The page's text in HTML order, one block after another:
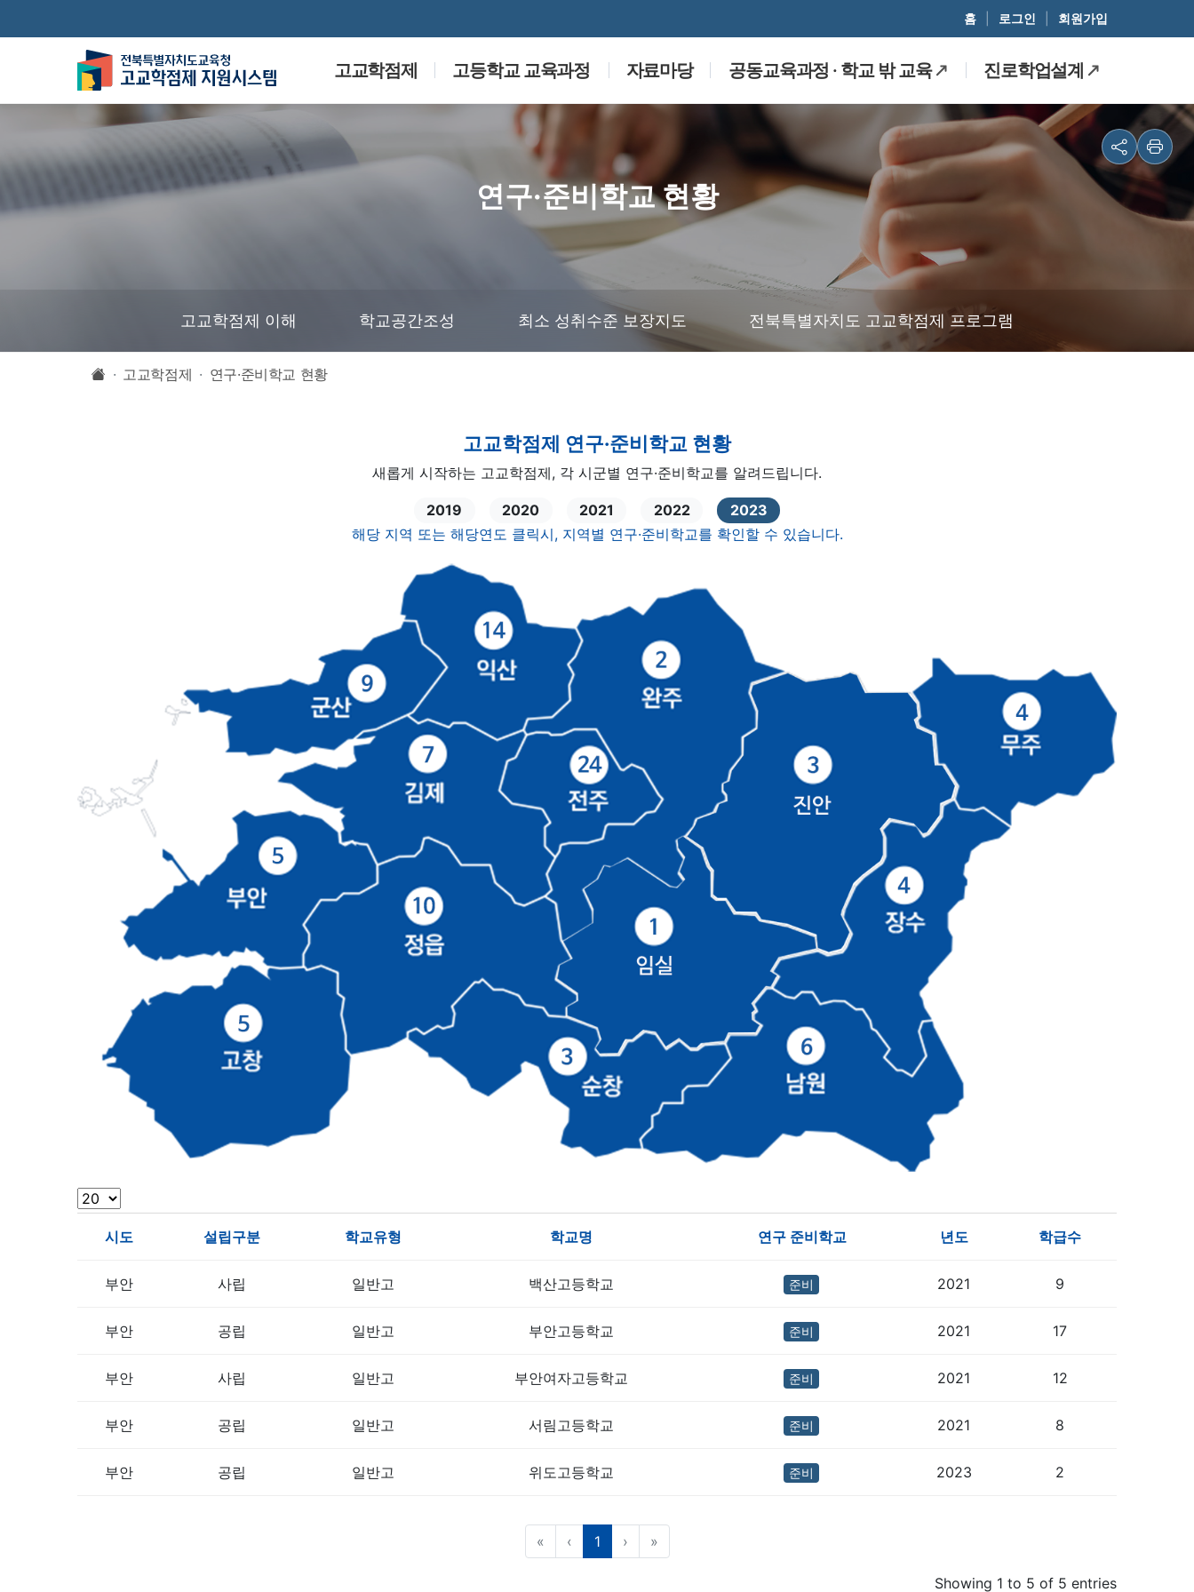
홈 로그인 회원가입
고교학점제 고등학교 교육과정 자료마당 공동교육과정 · 학교 밖 교육 진로학업설계
연구·준비학교 현황
고교학점제 이해 학교공간조성 최소 성취수준 보장지도 전북특별자치도 고교학점제 프로그램
고교학점제 연구·준비학교 현황
고교학점제 연구·준비학교 현황
새롭게 시작하는 고교학점제, 각 시군별 연구·준비학교를 알려드립니다.
2019 2020 2021 2022
2023
해당 지역 또는 해당연도 클릭시, 지역별 연구·준비학교를 확인할 수 있습니다.
시도 설립구분 학교유형 학교명 연구 준비학교 년도 학급수
부안 사립 일반고 백산고등학교 준비 2021 9
부안 공립 일반고 부안고등학교 준비 2021 17
부안 사립 일반고 부안여자고등학교 준비 2021 12
부안 공립 일반고 서림고등학교 준비 2021 8
부안 공립 일반고 위도고등학교 준비 2023 2
« ‹ 1(current)
› »
Showing 1 to 5 of 5 entries